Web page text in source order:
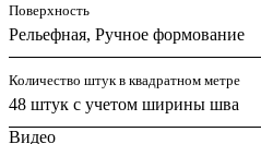
Поверхность
Рельефная, Ручное формование
Количество штук в квадратном метре
48 штук с учетом ширины шва
Видео